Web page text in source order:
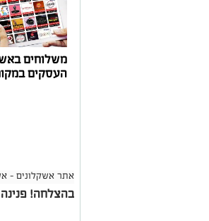
משלוחים
העסקים
אתר אשקלונים -
בהצלחה!